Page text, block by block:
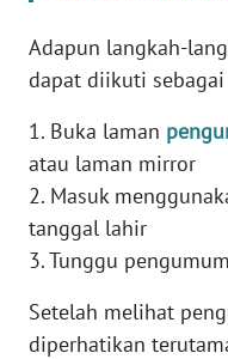
Adapun langkah-
dapat diikuti
1. Buka laman
atau laman mirror
2. Masuk
tanggal lahir
3. Tunggu
Setelah melihat
diperhatikan
PAPUA
PAPUA
BARAT
WN
RIAU
WN
SERAMBI